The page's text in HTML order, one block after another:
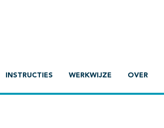
INSTRUCTIES WERKWIJZE OVER